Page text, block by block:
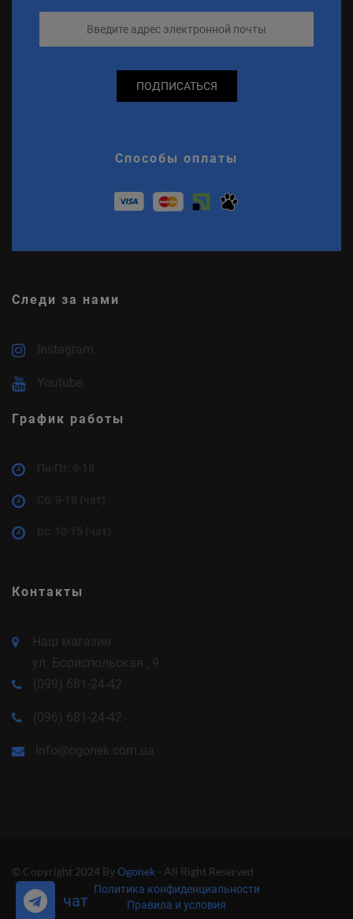
чат
ПОДПИСАТЬСЯ
Способы оплаты
Следи за нами
Instagram
Youtube
График работы
Пн-Пт: 9-18
Cб: 9-18 (чат)
Вс: 10-15 (чат)
Контакты
Наш магазин
ул. Бориспольская , 9
(099) 681-24-42
(096) 681-24-42
info@ogonek.com.ua
© Copyright 2024 ByOgonek - All Right Reserved
Политика конфиденциальности
Правила и условия